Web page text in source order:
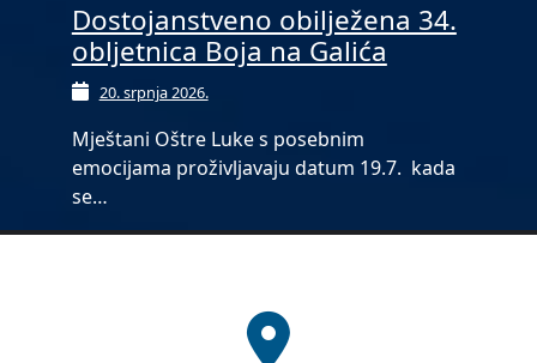
Dostojanstveno obilježena 34.
obljetnica Boja na Galića
20. srpnja 2026.
Mještani Oštre Luke s posebnim
emocijama proživljavaju datum 19.7. kada
se…